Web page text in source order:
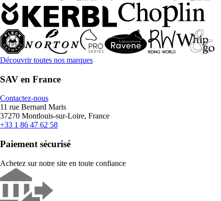
Découvrir toutes nos marques
SAV en France
Contactez-nous
11 rue Bernard Maris
37270 Montlouis-sur-Loire, France
+33 1 86 47 62 58
Paiement sécurisé
Achetez sur notre site en toute confiance